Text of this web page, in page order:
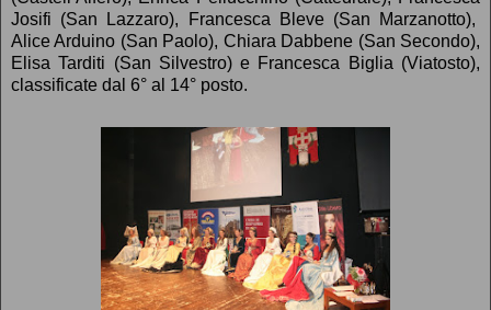
Josifi (San Lazzaro), Francesca Bleve (San Marzanotto),
Alice Arduino (San Paolo), Chiara Dabbene (San Secondo),
Elisa Tarditi (San Silvestro) e Francesca Biglia (Viatosto),
classificate dal 6° al 14° posto.